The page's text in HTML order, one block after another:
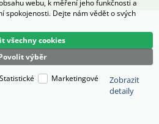
webu, k měření jeho funkčnosti a
spokojenosti. Dejte nám vědět o svých
Povolit výběr
všechny cookies
Statistické
Marketingové
Zobrazit
detaily